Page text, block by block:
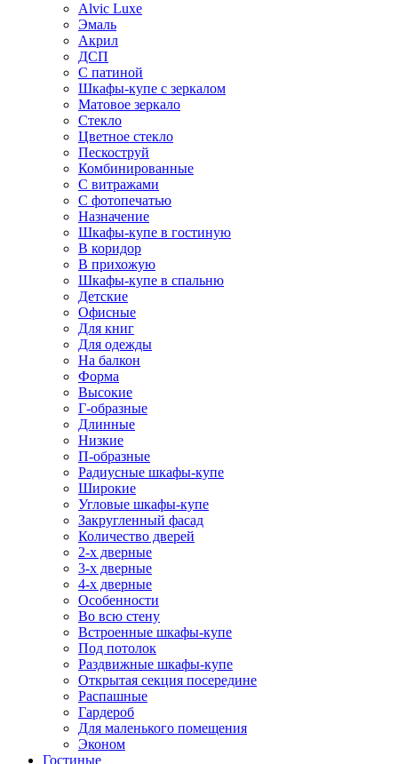
Alvic Luxe
Эмаль
Акрил
ДСП
С патиной
Шкафы-купе с зеркалом
Матовое зеркало
Стекло
Цветное стекло
Пескоструй
Комбинированные
С витражами
С фотопечатью
Назначение
Шкафы-купе в гостиную
В коридор
В прихожую
Шкафы-купе в спальню
Детские
Офисные
Для книг
Для одежды
На балкон
Форма
Высокие
Г-образные
Длинные
Низкие
П-образные
Радиусные шкафы-купе
Широкие
Угловые шкафы-купе
Закругленный фасад
Количество дверей
2-х дверные
3-х дверные
4-х дверные
Особенности
Во всю стену
Встроенные шкафы-купе
Под потолок
Раздвижные шкафы-купе
Открытая секция посередине
Распашные
Гардероб
Для маленького помещения
Эконом
Гостиные